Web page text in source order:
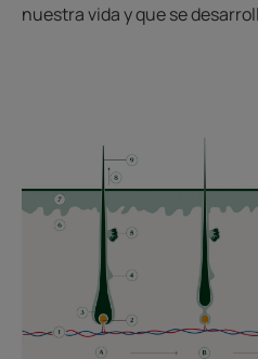
nuestra vida y que se